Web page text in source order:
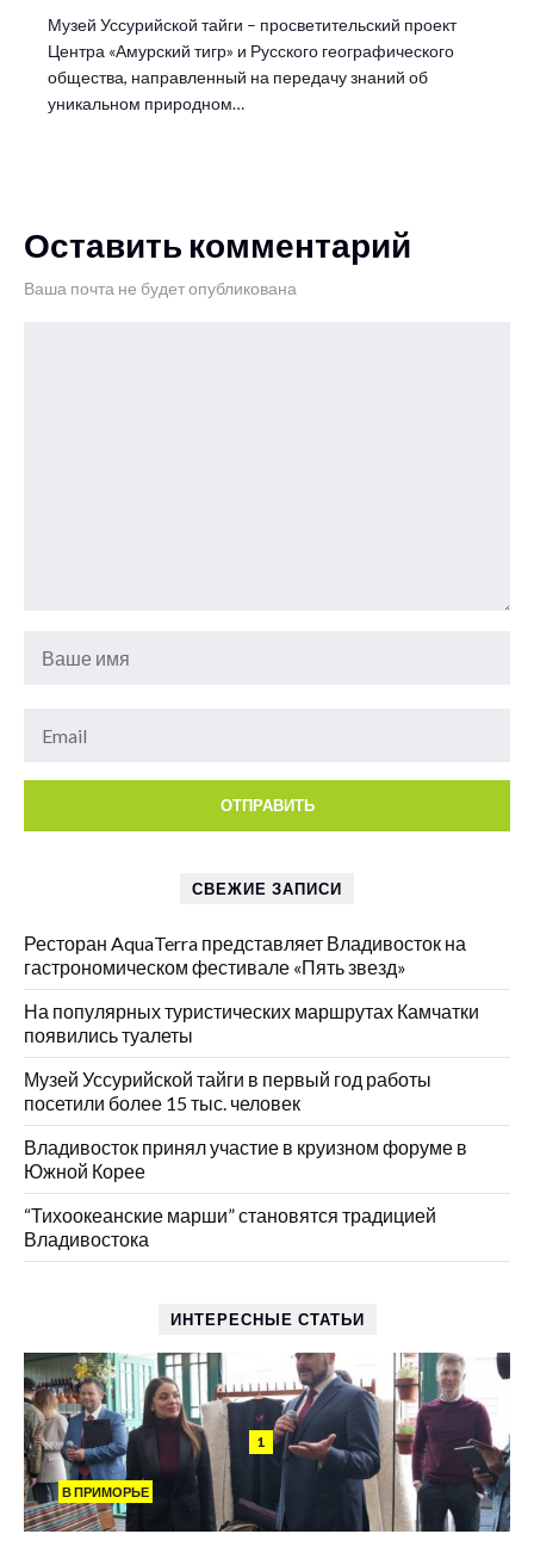
Музей Уссурийской тайги – просветительский проект
Центра «Амурский тигр» и Русского географического
общества, направленный на передачу знаний об
уникальном природном…
Оставить комментарий
Ваша почта не будет опубликована
СВЕЖИЕ ЗАПИСИ
Ресторан AquaTerra представляет Владивосток на
гастрономическом фестивале «Пять звезд»
На популярных туристических маршрутах Камчатки
появились туалеты
Музей Уссурийской тайги в первый год работы
посетили более 15 тыс. человек
Владивосток принял участие в круизном форуме в
Южной Корее
“Тихоокеанские марши” становятся традицией
Владивостока
ИНТЕРЕСНЫЕ СТАТЬИ
1
В ПРИМОРЬЕ